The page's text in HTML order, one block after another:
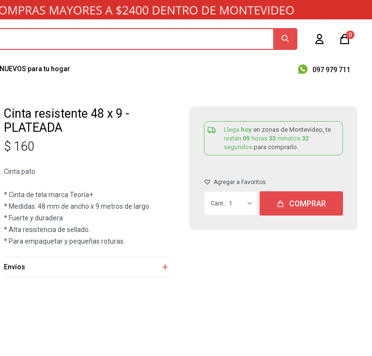
NUEVOS para tu hogar 097 979 711
0
Cinta resistente 48 x 9 -
PLATEADA
$ 160
Cinta pato
* Cinta de tela marca Teoría+
* Medidas: 48 mm de ancho x 9 metros de largo.
* Fuerte y duradera
* Alta resistencia de sellado.
* Para empaquetar y pequeñas roturas.
Envíos
Llega hoy en zonas de Montevideo, te
restan 09 horas 33 minutos 32
segundos para comprarlo.
1 COMPRAR